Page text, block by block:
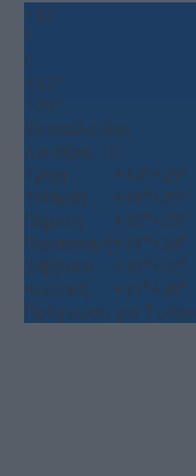
+32
°
C
+32°
+25°
Θεσσαλονίκη
Δευτέρα, 10
Τρίτη
+34°+25°
Τετάρτη
+38°+25°
Πέμπτη
+36°+25°
Παρασκευή+31°+24°
Σάββατο
+30°+22°
Κυριακή
+31°+20°
Πρόγνωση για 7